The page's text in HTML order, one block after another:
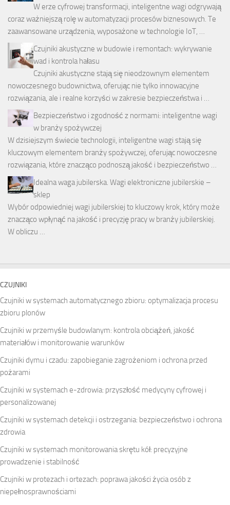
W erze cyfrowej transformacji, inteligentne wagi odgrywają
coraz ważniejszą rolę w automatyzacji procesów biznesowych. Te
zaawansowane urządzenia, wyposażone w technologie IoT, …
Czujniki akustyczne w budowie i remontach: wykrywanie
wad i kontrola hałasu
Czujniki akustyczne stają się nieodzownym elementem
nowoczesnego budownictwa, oferując nie tylko innowacyjne
rozwiązania, ale i realne korzyści w zakresie bezpieczeństwa i …
Bezpieczeństwo i zgodność z normami: inteligentne wagi
w branży spożywczej
W dzisiejszym świecie technologii, inteligentne wagi stają się
kluczowym elementem branży spożywczej, oferując nowoczesne
rozwiązania, które znacząco podnoszą jakość i bezpieczeństwo …
Idealna waga jubilerska. Wagi elektroniczne jubilerskie –
sklep
Wybór odpowiedniej wagi jubilerskiej to kluczowy krok, który może
znacząco wpłynąć na jakość i precyzję pracy w branży jubilerskiej.
W obliczu …
CZUJNIKI
Czujniki w systemach automatycznego zbioru: optymalizacja procesu
zbioru plonów
Czujniki w przemyśle budowlanym: kontrola obciążeń, jakość
materiałów i monitorowanie warunków
Czujniki dymu i czadu: zapobieganie zagrożeniom i ochrona przed
pożarami
Czujniki w systemach e-zdrowia: przyszłość medycyny cyfrowej i
personalizowanej
Czujniki w systemach detekcji i ostrzegania: bezpieczeństwo i ochrona
zdrowia
Czujniki w systemach monitorowania skrętu kół: precyzyjne
prowadzenie i stabilność
Czujniki w protezach i ortezach: poprawa jakości życia osób z
niepełnosprawnościami